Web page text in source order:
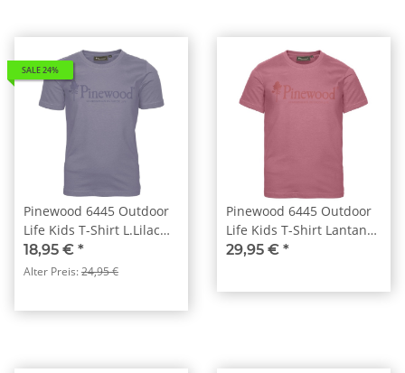
SALE 24%
Pinewood 6445 Outdoor
Life Kids T-Shirt L.Lilac
(823)
18,95 € *
Alter Preis:24,95 €
Pinewood 6445 Outdoor
Life Kids T-Shirt Lantana
Pink (839)
29,95 € *